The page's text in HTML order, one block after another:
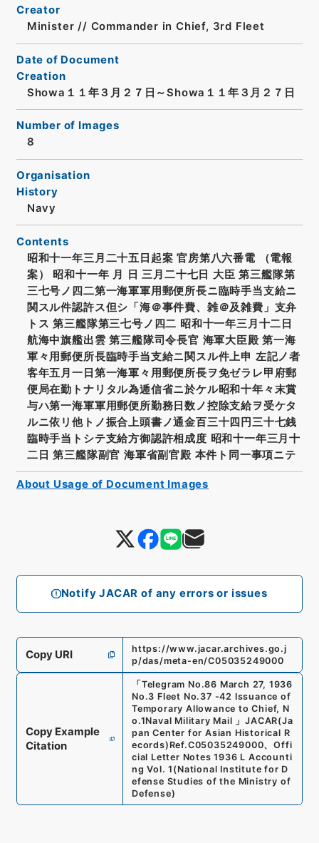
Notify JACAR of any errors or issues
Creator
Minister // Commander in Chief, 3rd Fleet
Date of Document
Creation
Showa１１年３月２７日～Showa１１年３月２７日
Number of Images
8
Organisation
History
Navy
Contents
昭和十一年三月二十五日起案 官房第八六番電 （電報
案） 昭和十一年 月 日 三月二十七日 大臣 第三艦隊第
三七号ノ四二第一海軍軍用郵便所長ニ臨時手当支給ニ
関スル件認許ス但シ「海＠事件費、雑＠及雑費」支弁
トス 第三艦隊第三七号ノ四二 昭和十一年三月十二日
航海中旗艦出雲 第三艦隊司令長官 海軍大臣殿 第一海
軍々用郵便所長臨時手当支給ニ関スル件上申 左記ノ者
客年五月一日第一海軍々用郵便所長ヲ免ゼラレ甲府郵
便局在勤トナリタル為逓信省ニ於ケル昭和十年々末賞
与ハ第一海軍軍用郵便所勤務日数ノ控除支給ヲ受ケタ
ルニ依リ他トノ振合上頭書ノ通金百三十四円三十七銭
臨時手当トシテ支給方御認許相成度 昭和十一年三月十
二日 第三艦隊副官 海軍省副官殿 本件ト同一事項ニテ
Copy URI
https://www.jacar.archives.go.j
p/das/meta-en/C05035249000
Copy Example
Citation
「 Telegram No.86 March 27, 1936
No.3 Fleet No.37 -42 Issuance of
Temporary Allowance to Chief, N
o.1Naval Military Mail 」JACAR(Ja
pan Center for Asian Historical R
ecords) Ref.C05035249000、Offi
cial Letter Notes 1936 L Accounti
ng Vol. 1 (National Institute for D
efense Studies of the Ministry of
Defense)
About Usage of Document Images